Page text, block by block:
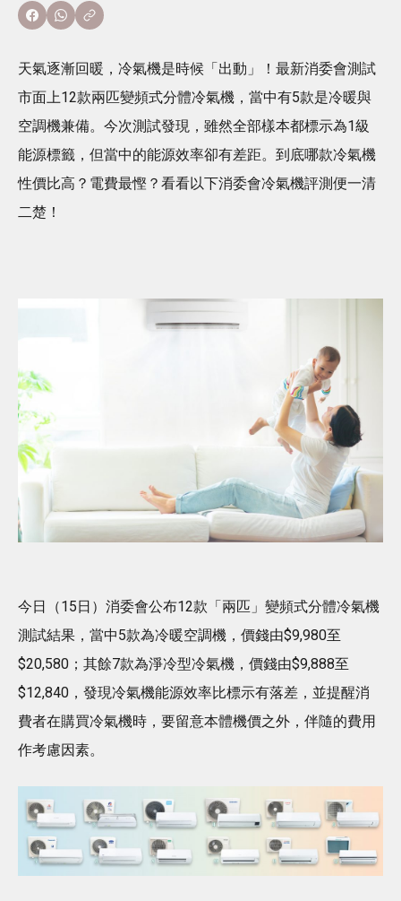
天氣逐漸回暖，冷氣機是時候「出動」！最新消委會測試
市面上12款兩匹變頻式分體冷氣機，當中有5款是冷暖與
空調機兼備。今次測試發現，雖然全部樣本都標示為1級
能源標籤，但當中的能源效率卻有差距。到底哪款冷氣機
性價比高？電費最慳？看看以下消委會冷氣機評測便一清
二楚！
今日（15日）消委會公布12款「兩匹」變頻式分體冷氣機
測試結果，當中5款為冷暖空調機，價錢由$9,980至
$20,580；其餘7款為淨冷型冷氣機，價錢由$9,888至
$12,840，發現冷氣機能源效率比標示有落差，並提醒消
費者在購買冷氣機時，要留意本體機價之外，伴隨的費用
作考慮因素。